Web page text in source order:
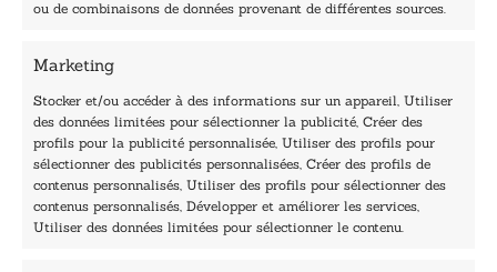
ou de combinaisons de données provenant de différentes sources.
Marketing
Stocker et/ou accéder à des informations sur un appareil, Utiliser
des données limitées pour sélectionner la publicité, Créer des
profils pour la publicité personnalisée, Utiliser des profils pour
sélectionner des publicités personnalisées, Créer des profils de
contenus personnalisés, Utiliser des profils pour sélectionner des
contenus personnalisés, Développer et améliorer les services,
Utiliser des données limitées pour sélectionner le contenu.
40, rue du Louvre 75001 Paris
Horaires du standard
De mardi à vendredi :
9h - 12h et 13h30 - 16h30
Lundi, samedi et dimanche : fermé
Navigation
Accueil